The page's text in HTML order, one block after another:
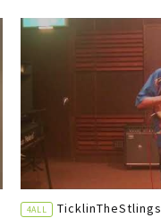
4ALL TicklinTheStlings